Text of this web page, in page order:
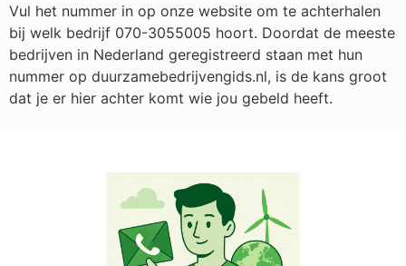
Vul het nummer in op onze website om te achterhalen
bij welk bedrijf 070-3055005 hoort. Doordat de meeste
bedrijven in Nederland geregistreerd staan met hun
nummer op duurzamebedrijvengids.nl, is de kans groot
dat je er hier achter komt wie jou gebeld heeft.